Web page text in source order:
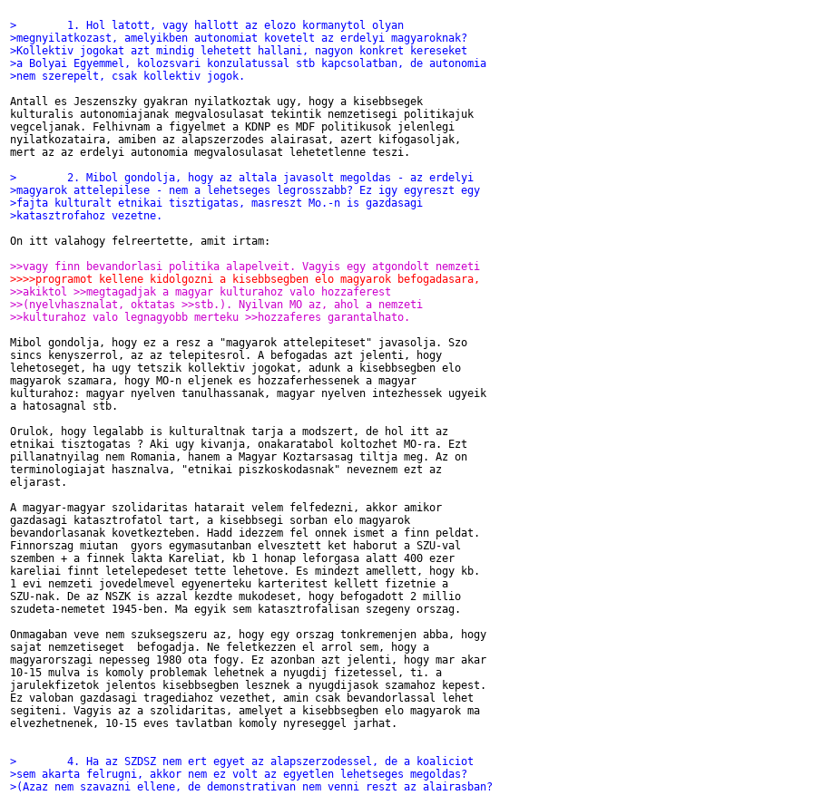
>        1. Hol latott, vagy hallott az elozo kormanytol olyan
>megnyilatkozast, amelyikben autonomiat kovetelt az erdelyi magyaroknak?
>Kollektiv jogokat azt mindig lehetett hallani, nagyon konkret kereseket
>a Bolyai Egyemmel, kolozsvari konzulatussal stb kapcsolatban, de autonomia
>nem szerepelt, csak kollektiv jogok.
Antall es Jeszenszky gyakran nyilatkoztak ugy, hogy a kisebbsegek
kulturalis autonomiajanak megvalosulasat tekintik nemzetisegi politikajuk
vegceljanak. Felhivnam a figyelmet a KDNP es MDF politikusok jelenlegi
nyilatkozataira, amiben az alapszerzodes alairasat, azert kifogasoljak,
mert az az erdelyi autonomia megvalosulasat lehetetlenne teszi.
>        2. Mibol gondolja, hogy az altala javasolt megoldas - az erdelyi
>magyarok attelepilese - nem a lehetseges legrosszabb? Ez igy egyreszt egy
>fajta kulturalt etnikai tisztigatas, masreszt Mo.-n is gazdasagi
>katasztrofahoz vezetne.
On itt valahogy felreertette, amit irtam:
>>vagy finn bevandorlasi politika alapelveit. Vagyis egy atgondolt nemzeti
>>>>programot kellene kidolgozni a kisebbsegben elo magyarok befogadasara,
>>akiktol >>megtagadjak a magyar kulturahoz valo hozzaferest
>>(nyelvhasznalat, oktatas >>stb.). Nyilvan MO az, ahol a nemzeti
>>kulturahoz valo legnagyobb merteku >>hozzaferes garantalhato.
Mibol gondolja, hogy ez a resz a "magyarok attelepiteset" javasolja. Szo
sincs kenyszerrol, az az telepitesrol. A befogadas azt jelenti, hogy
lehetoseget, ha ugy tetszik kollektiv jogokat, adunk a kisebbsegben elo
magyarok szamara, hogy MO-n eljenek es hozzaferhessenek a magyar
kulturahoz: magyar nyelven tanulhassanak, magyar nyelven intezhessek ugyeik
a hatosagnal stb.
Orulok, hogy legalabb is kulturaltnak tarja a modszert, de hol itt az
etnikai tisztogatas ? Aki ugy kivanja, onakaratabol koltozhet MO-ra. Ezt
pillanatnyilag nem Romania, hanem a Magyar Koztarsasag tiltja meg. Az on
terminologiajat hasznalva, "etnikai piszkoskodasnak" neveznem ezt az
eljarast.
A magyar-magyar szolidaritas hatarait velem felfedezni, akkor amikor
gazdasagi katasztrofatol tart, a kisebbsegi sorban elo magyarok
bevandorlasanak kovetkezteben. Hadd idezzem fel onnek ismet a finn peldat.
Finnorszag miutan  gyors egymasutanban elvesztett ket haborut a SZU-val
szemben + a finnek lakta Kareliat, kb 1 honap leforgasa alatt 400 ezer
kareliai finnt letelepedeset tette lehetove. Es mindezt amellett, hogy kb.
1 evi nemzeti jovedelmevel egyenerteku karteritest kellett fizetnie a
SZU-nak. De az NSZK is azzal kezdte mukodeset, hogy befogadott 2 millio
szudeta-nemetet 1945-ben. Ma egyik sem katasztrofalisan szegeny orszag.
Onmagaban veve nem szuksegszeru az, hogy egy orszag tonkremenjen abba, hogy
sajat nemzetiseget  befogadja. Ne feletkezzen el arrol sem, hogy a
magyarorszagi nepesseg 1980 ota fogy. Ez azonban azt jelenti, hogy mar akar
10-15 mulva is komoly problemak lehetnek a nyugdij fizetessel, ti. a
jarulekfizetok jelentos kisebbsegben lesznek a nyugdijasok szamahoz kepest.
Ez valoban gazdasagi tragediahoz vezethet, amin csak bevandorlassal lehet
segiteni. Vagyis az a szolidaritas, amelyet a kisebbsegben elo magyarok ma
elvezhetnenek, 10-15 eves tavlatban komoly nyreseggel jarhat.
>        4. Ha az SZDSZ nem ert egyet az alapszerzodessel, de a koaliciot
>sem akarta felrugni, akkor nem ez volt az egyetlen lehetseges megoldas?
>(Azaz nem szavazni ellene, de demonstrativan nem venni reszt az alairasban?